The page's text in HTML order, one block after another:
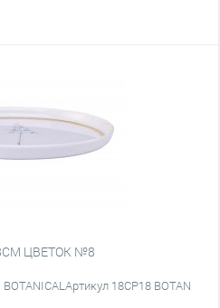
ЦВЕТОК №8
18CP18 BOTAN